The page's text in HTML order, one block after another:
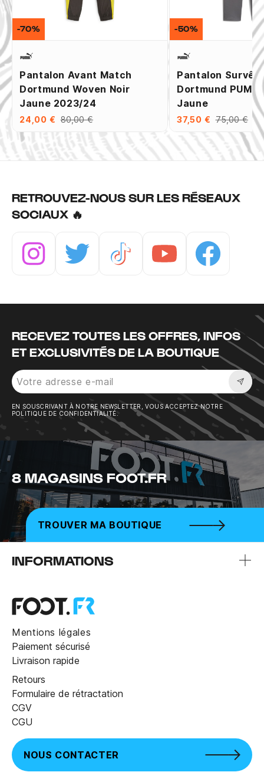
Pantalon Avant Match
Dortmund Woven Noir
Jaune 2023/24
24,00 € 80,00 €
-70%
Pantalon
Dortmund
Jaune
37,50 € 75,00 €
-50%
RETROUVEZ-NOUS SUR LES RÉSEAUX
SOCIAUX 🔥
RECEVEZ TOUTES LES OFFRES, INFOS
ET EXCLUSIVITÉS DE LA BOUTIQUE
EN SOUSCRIVANT À NOTRE NEWSLETTER, VOUS ACCEPTEZ NOTRE
POLITIQUE DE CONFIDENTIALITÉ.
8 MAGASINS FOOT.FR
TROUVER MA BOUTIQUE
INFORMATIONS
Mentions légales
Paiement sécurisé
Livraison rapide
Retours
Formulaire de rétractation
CGV
CGU
NOUS CONTACTER